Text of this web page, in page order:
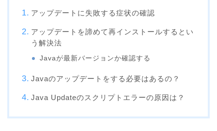
アップデートに失敗する症状の確認
アップデートを諦めて再インストールするとい
う解決法
Javaが最新バージョンか確認する
Javaのアップデートをする必要はあるの？
Java Updateのスクリプトエラーの原因は？